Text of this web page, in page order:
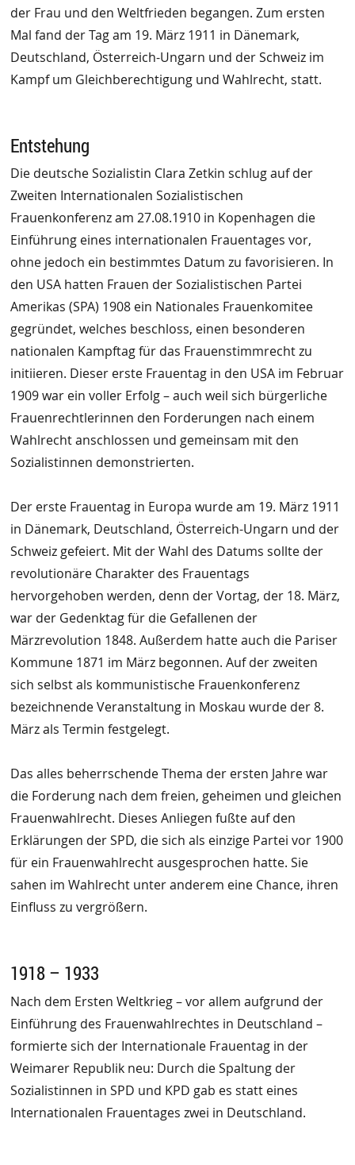
der Frau und den Weltfrieden begangen. Zum ersten
Mal fand der Tag am 19. März 1911 in Dänemark,
Deutschland, Österreich-Ungarn und der Schweiz im
Kampf um Gleichberechtigung und Wahlrecht, statt.
Entstehung
Die deutsche Sozialistin Clara Zetkin schlug auf der
Zweiten Internationalen Sozialistischen
Frauenkonferenz am 27.08.1910 in Kopenhagen die
Einführung eines internationalen Frauentages vor,
ohne jedoch ein bestimmtes Datum zu favorisieren. In
den USA hatten Frauen der Sozialistischen Partei
Amerikas (SPA) 1908 ein Nationales Frauenkomitee
gegründet, welches beschloss, einen besonderen
nationalen Kampftag für das Frauenstimmrecht zu
initiieren. Dieser erste Frauentag in den USA im Februar
1909 war ein voller Erfolg – auch weil sich bürgerliche
Frauenrechtlerinnen den Forderungen nach einem
Wahlrecht anschlossen und gemeinsam mit den
Sozialistinnen demonstrierten.
Der erste Frauentag in Europa wurde am 19. März 1911
in Dänemark, Deutschland, Österreich-Ungarn und der
Schweiz gefeiert. Mit der Wahl des Datums sollte der
revolutionäre Charakter des Frauentags
hervorgehoben werden, denn der Vortag, der 18. März,
war der Gedenktag für die Gefallenen der
Märzrevolution 1848. Außerdem hatte auch die Pariser
Kommune 1871 im März begonnen. Auf der zweiten
sich selbst als kommunistische Frauenkonferenz
bezeichnende Veranstaltung in Moskau wurde der 8.
März als Termin festgelegt.
Das alles beherrschende Thema der ersten Jahre war
die Forderung nach dem freien, geheimen und gleichen
Frauenwahlrecht. Dieses Anliegen fußte auf den
Erklärungen der SPD, die sich als einzige Partei vor 1900
für ein Frauenwahlrecht ausgesprochen hatte. Sie
sahen im Wahlrecht unter anderem eine Chance, ihren
Einfluss zu vergrößern.
1918 – 1933
Nach dem Ersten Weltkrieg – vor allem aufgrund der
Einführung des Frauenwahlrechtes in Deutschland –
formierte sich der Internationale Frauentag in der
Weimarer Republik neu: Durch die Spaltung der
Sozialistinnen in SPD und KPD gab es statt eines
Internationalen Frauentages zwei in Deutschland.